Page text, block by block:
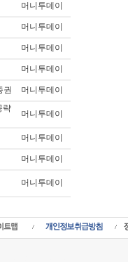
머니투데이
머니투데이
머니투데이
머니투데이
권 머니투데이
략
머니투데이
머니투데이
머니투데이
머니투데이